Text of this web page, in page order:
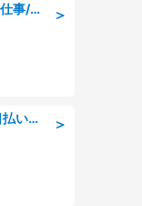
＞
社団法人での保健師・看護師のお仕事/未経験OK/要資格:普通免許、保健師、正看護師
＞
マシンオペレーター/未経験OK/日払いOK/寮費無料/交替制/20・30・40代活躍中